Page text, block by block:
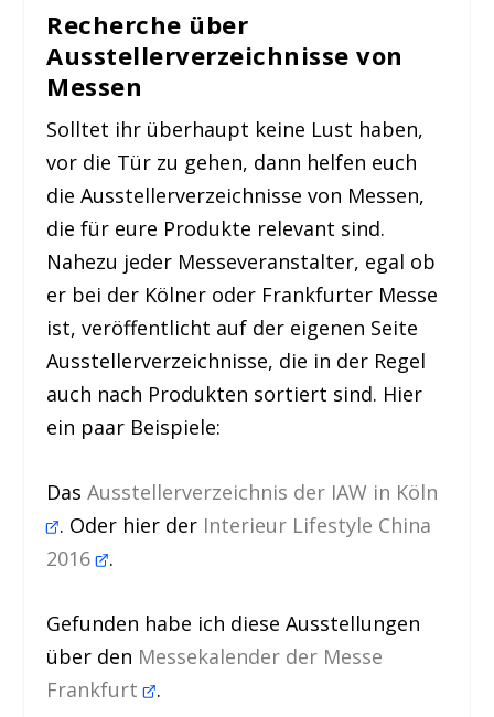
Recherche über
Ausstellerverzeichnisse von
Messen
Solltet ihr überhaupt keine Lust haben,
vor die Tür zu gehen, dann helfen euch
die Ausstellerverzeichnisse von Messen,
die für eure Produkte relevant sind.
Nahezu jeder Messeveranstalter, egal ob
er bei der Kölner oder Frankfurter Messe
ist, veröffentlicht auf der eigenen Seite
Ausstellerverzeichnisse, die in der Regel
auch nach Produkten sortiert sind. Hier
ein paar Beispiele:
DasAusstellerverzeichnis der IAW in Köln
. Oder hier der Interieur Lifestyle China
2016 .
Gefunden habe ich diese Ausstellungen
über den Messekalender der Messe
Frankfurt .